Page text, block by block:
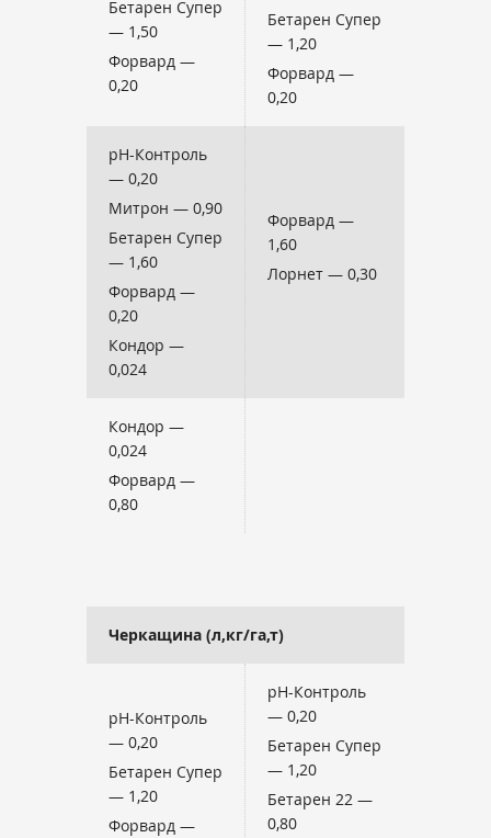
Бетарен Супер
— 1,50
Форвард —
0,20
Бетарен Супер
— 1,20
Форвард —
0,20
pH-Контроль
— 0,20
Митрон — 0,90
Бетарен Супер
— 1,60
Форвард —
0,20
Кондор —
0,024
Форвард —
1,60
Лорнет — 0,30
Кондор —
0,024
Форвард —
0,80
Черкащина (л,кг/га,т)
pH-Контроль
— 0,20
Бетарен Супер
— 1,20
Форвард —
pH-Контроль
— 0,20
Бетарен Супер
— 1,20
Бетарен 22 —
0,80